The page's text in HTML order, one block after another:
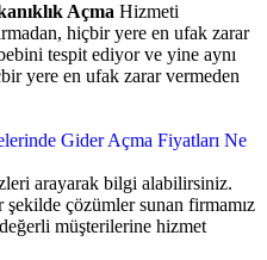
Açma Hizmeti
hiçbir yere en ufak zarar
tespit ediyor ve yine aynı
yere en ufak zarar vermeden
Gider Açma Fiyatları Ne
arayarak bilgi alabilirsiniz.
çözümler sunan firmamız
müşterilerine hizmet